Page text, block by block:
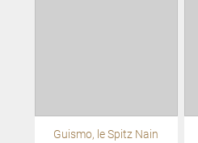
Guismo, le Spitz Nain